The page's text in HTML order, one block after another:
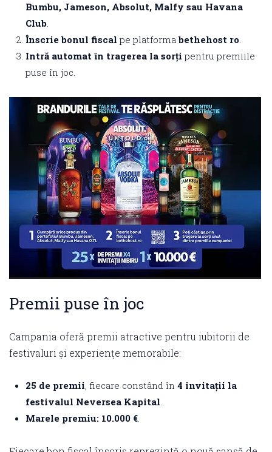
Bumbu, Jameson, Absolut, Malfy sau Havana
Club.
Înscrie bonul fiscal pe platformabethehost ro.
Intră automat în tragerea la sorți pentru premiile
puse în joc.
Premii puse în joc
Campania oferă premii atractive pentru iubitorii de
festivaluri și experiențe memorabile:
25 de premii, fiecare constând în 4 invitații la
festivalul Neversea Kapital.
Marele premiu: 10.000 €.